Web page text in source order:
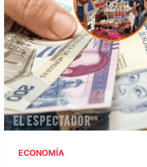
ECONOMÍA